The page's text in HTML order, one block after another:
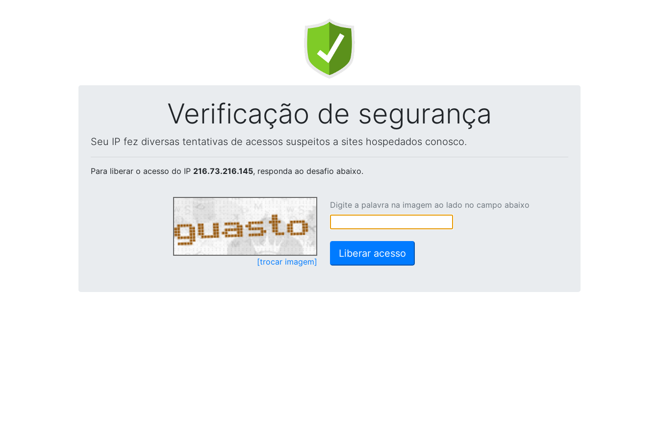
Verificação de segurança
Seu IP fez diversas tentativas de acessos suspeitos a sites hospedados conosco.
Para liberar o acesso do IP 216.73.216.145, responda ao desafio abaixo.
[trocar imagem]
Digite a palavra na imagem ao lado no campo abaixo